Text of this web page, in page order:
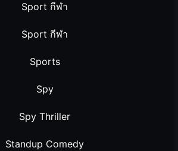
Sport กีฬา
Sport กีฬา
Sports
Spy
Spy Thriller
Standup Comedy